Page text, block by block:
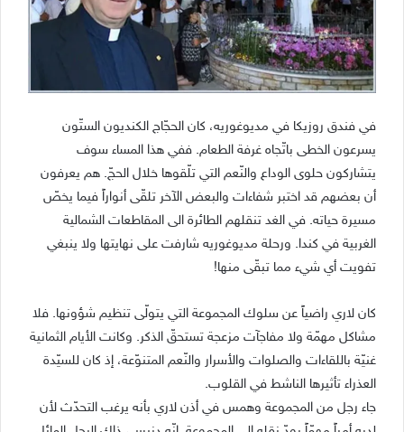
في فندق روزيكا في مديوغوريه، كان الحجّاج الكنديون الستّون
يسرعون الخطى باتّجاه غرفة الطعام. ففي هذا المساء سوف
يتشاركون حلوى الوداع والنّعم التي تلّقوها خلال الحجّ. هم يعرفون
أن بعضهم قد اختبر شفاءات والبعض الآخر تلقّى أنواراً فيما يخصّ
مسيرة حياته. في الغد تنقلهم الطائرة الى المقاطعات الشمالية
الغربية في كندا. ورحلة مديوغوريه شارفت على نهايتها ولا ينبغي
تفويت أي شيء مما تبقّى منها!
كان لاري راضياً عن سلوك المجموعة التي يتولّى تنظيم شؤونها. فلا
مشاكل مهمّة ولا مفاجآت مزعجة تستحقّ الذكر. وكانت الأيام الثمانية
غنيّة باللقاءات والصلوات والأسرار والنّعم المتنوّعة، إذ كان للسيّدة
العذراء تأثيرها الناشط في القلوب.
جاء رجل من المجموعة وهمس في أذن لاري بأنه يرغب التحدّث لأن